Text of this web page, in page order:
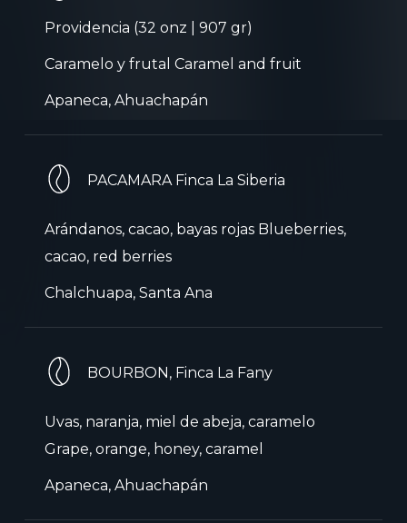
Providencia (32 onz | 907 gr)
Caramelo y frutal Caramel and fruit
Apaneca, Ahuachapán
PACAMARA Finca La Siberia
Arándanos, cacao, bayas rojas Blueberries,
cacao, red berries
Chalchuapa, Santa Ana
BOURBON, Finca La Fany
Uvas, naranja, miel de abeja, caramelo
Grape, orange, honey, caramel
Apaneca, Ahuachapán